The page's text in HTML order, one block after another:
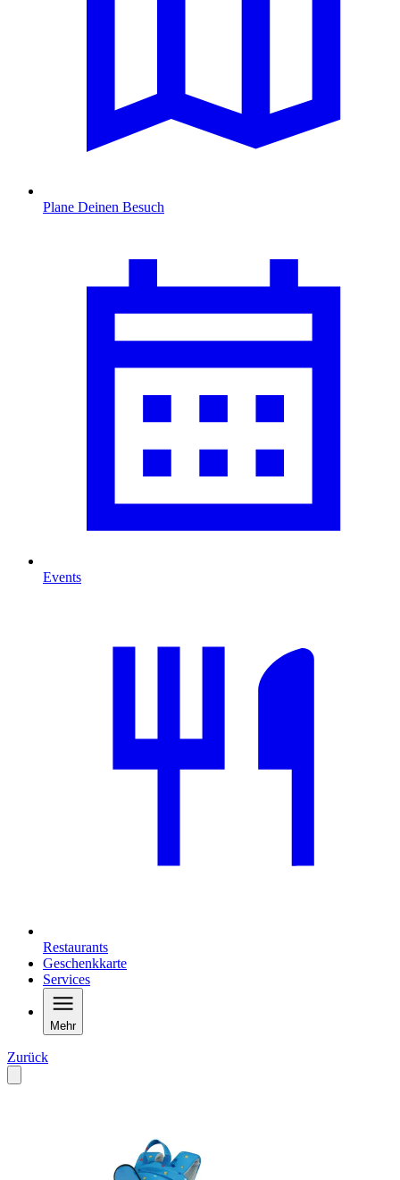
Plane Deinen Besuch
Events
Restaurants
Geschenkkarte
Services
Mehr
Zurück